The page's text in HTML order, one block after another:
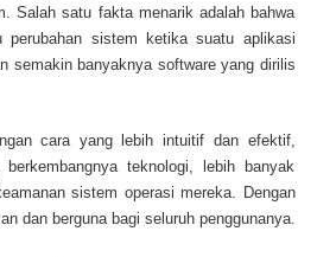
Salah satu fakta menarik adalah bahwa
perubahan sistem ketika suatu aplikasi
semakin banyaknya software yang dirilis
cara yang lebih intuitif dan efektif,
teknologi, lebih banyak
sistem operasi mereka. Dengan
dan berguna bagi seluruh penggunanya.